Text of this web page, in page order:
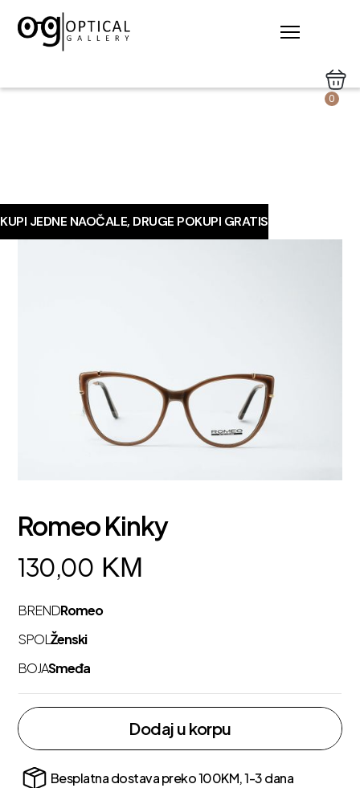
0
KUPI JEDNE NAOČALE, DRUGE POKUPI GRATIS
Romeo Kinky
130,00 KM
BRENDRomeo
SPOLŽenski
BOJASmeđa
Dodaj u korpu
Besplatna dostava preko 100KM, 1-3 dana